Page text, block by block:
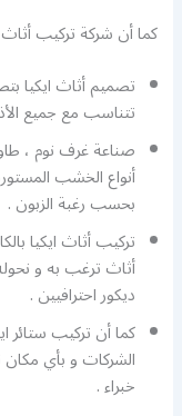
كما أن شركة تركيب
تتناسب مع جميع
صناعة غرف نوم ،
أنواع الخشب
بحسب رغبة الزبون .
تركيب أثاث ايكيا
أثاث ترغب به و
ديكور احترافيين .
كما أن تركيب ستائر
الشركات و بأي
خبراء .